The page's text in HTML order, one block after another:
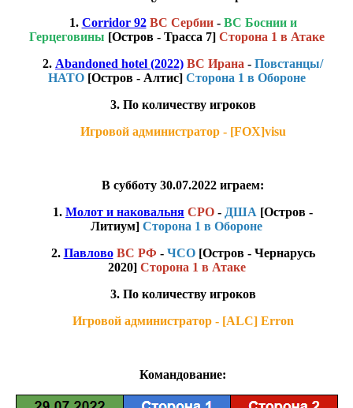
1. Corridor 92 ВС Сербии- ВС Боснии и
Герцеговины [Остров - Трасса 7 ] Сторона 1 в Атаке
2. Abandoned hotel (2022) ВС Ирана - Повстанцы/
НАТО[Остров - Алтис] Сторона 1 в Обороне
3. По количеству игроков
Игровой администратор - [FOX]visu
В субботу 30.07.2022 играем:
1. Молот и наковальня СРО - ДША [Остров -
Литиум] Сторона 1 в Обороне
2. Павлово ВС РФ - ЧСО[Остров - Чернарусь
2020] Сторона 1 в Атаке
3. По количеству игроков
Игровой администратор - [ALC] Erron
Командование: